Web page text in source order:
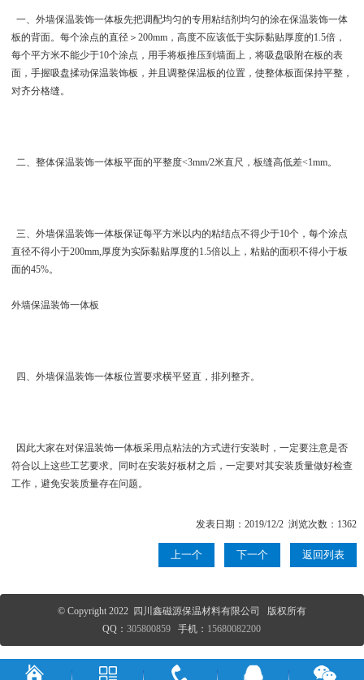
一、 外墙保温装饰一体板先把调配均匀的专用粘结剂均匀的涂在保温装饰一体
板的背面。每个涂点的直径＞200mm，高度不应该低于实际黏贴厚度的1.5倍，
每个平方米不能少于10个涂点，用手将板推压到墙面上，将吸盘吸附在板的表
面，手握吸盘揉动保温装饰板，并且调整保温板的位置，使整体板面保持平整，
对齐分格缝。
二、整体保温装饰一体板平面的平整度<3mm/2米直尺，板缝高低差<1mm。
三、 外墙保温装饰一体板保证每平方米以内的粘结点不得少于10个，每个涂点
直径不得小于200mm,厚度为实际黏贴厚度的1.5倍以上，粘贴的面积不得小于板
面的45%。
外墙保温装饰一体板
四、 外墙保温装饰一体板位置要求横平竖直，排列整齐。
因此大家在对保温装饰一体板采用点粘法的方式进行安装时，一定要注意是否
符合以上这些工艺要求。同时在安装好板材之后，一定要对其安装质量做好检查
工作，避免安装质量存在问题。
发表日期：2019/12/2 浏览次数：1362
上一个 下一个 返回列表
© Copyright 2022 四川鑫磁源保温材料有限公司 版权所有
QQ：305800859 手机： 15680082200